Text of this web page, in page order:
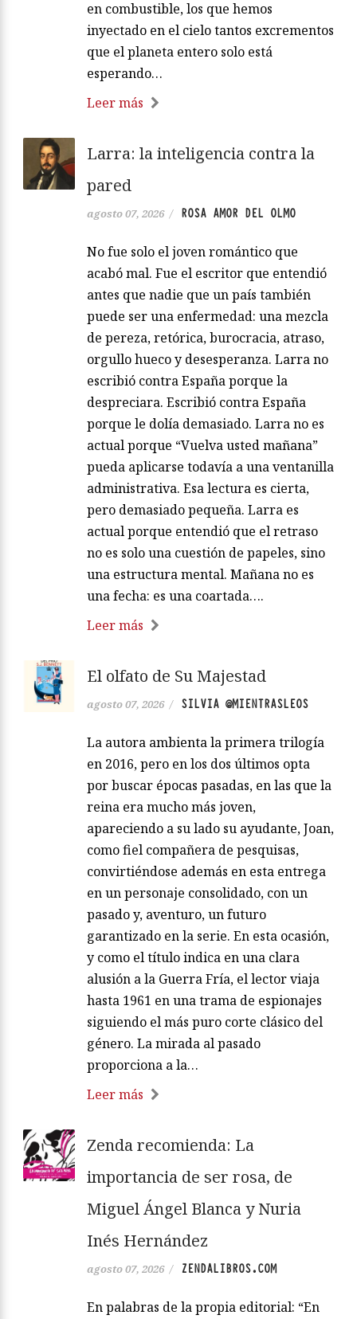
en combustible, los que hemos
inyectado en el cielo tantos excrementos
que el planeta entero solo está
esperando…
Leer más
Larra: la inteligencia contra la
pared
agosto 07, 2026 / ROSA AMOR DEL OLMO
No fue solo el joven romántico que
acabó mal. Fue el escritor que entendió
antes que nadie que un país también
puede ser una enfermedad: una mezcla
de pereza, retórica, burocracia, atraso,
orgullo hueco y desesperanza. Larra no
escribió contra España porque la
despreciara. Escribió contra España
porque le dolía demasiado. Larra no es
actual porque “Vuelva usted mañana”
pueda aplicarse todavía a una ventanilla
administrativa. Esa lectura es cierta,
pero demasiado pequeña. Larra es
actual porque entendió que el retraso
no es solo una cuestión de papeles, sino
una estructura mental. Mañana no es
una fecha: es una coartada….
Leer más
El olfato de Su Majestad
agosto 07, 2026 / SILVIA @MIENTRASLEOS
La autora ambienta la primera trilogía
en 2016, pero en los dos últimos opta
por buscar épocas pasadas, en las que la
reina era mucho más joven,
apareciendo a su lado su ayudante, Joan,
como fiel compañera de pesquisas,
convirtiéndose además en esta entrega
en un personaje consolidado, con un
pasado y, aventuro, un futuro
garantizado en la serie. En esta ocasión,
y como el título indica en una clara
alusión a la Guerra Fría, el lector viaja
hasta 1961 en una trama de espionajes
siguiendo el más puro corte clásico del
género. La mirada al pasado
proporciona a la…
Leer más
Zenda recomienda: La
importancia de ser rosa, de
Miguel Ángel Blanca y Nuria
Inés Hernández
agosto 07, 2026 / ZENDALIBROS.COM
En palabras de la propia editorial: “En